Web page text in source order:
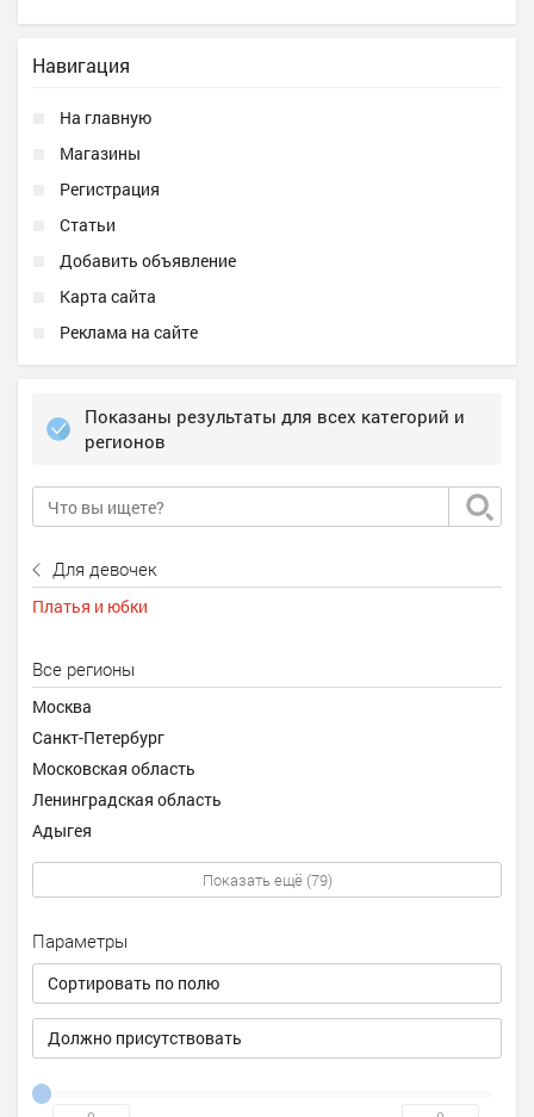
Навигация
На главную
Магазины
Регистрация
Статьи
Добавить объявление
Карта сайта
Реклама на сайте
Показаны результаты для всех категорий и
регионов
Для девочек
Платья и юбки
Все регионы
Москва
Санкт-Петербург
Московская область
Ленинградская область
Адыгея
Показать ещё (79)
Параметры
Сортировать по полю
Должно присутствовать